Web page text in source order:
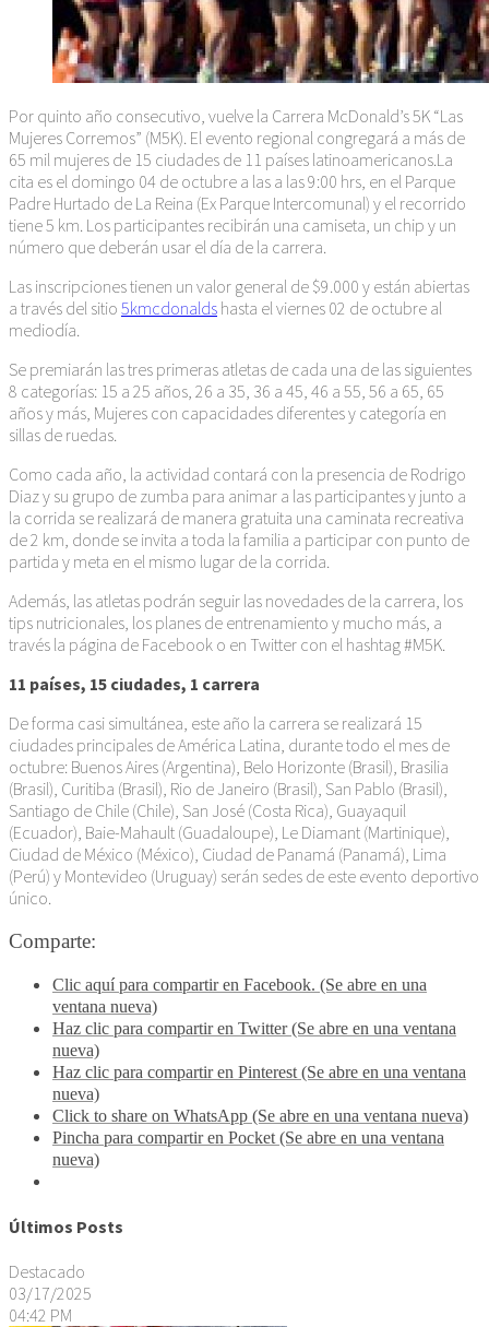
Por quinto año consecutivo, vuelve la Carrera McDonald’s 5K “Las
Mujeres Corremos” (M5K). El evento regional congregará a más de
65 mil mujeres de 15 ciudades de 11 países latinoamericanos.La
cita es el domingo 04 de octubre a las a las 9:00 hrs, en el Parque
Padre Hurtado de La Reina (Ex Parque Intercomunal) y el recorrido
tiene 5 km. Los participantes recibirán una camiseta, un chip y un
número que deberán usar el día de la carrera.
Las inscripciones tienen un valor general de $9.000 y están abiertas
a través del sitio 5kmcdonalds hasta el viernes 02 de octubre al
mediodía.
Se premiarán las tres primeras atletas de cada una de las siguientes
8 categorías: 15 a 25 años, 26 a 35, 36 a 45, 46 a 55, 56 a 65, 65
años y más, Mujeres con capacidades diferentes y categoría en
sillas de ruedas.
Como cada año, la actividad contará con la presencia de Rodrigo
Diaz y su grupo de zumba para animar a las participantes y junto a
la corrida se realizará de manera gratuita una caminata recreativa
de 2 km, donde se invita a toda la familia a participar con punto de
partida y meta en el mismo lugar de la corrida.
Además, las atletas podrán seguir las novedades de la carrera, los
tips nutricionales, los planes de entrenamiento y mucho más, a
través la página de Facebook o en Twitter con el hashtag #M5K.
11 países, 15 ciudades, 1 carrera
De forma casi simultánea, este año la carrera se realizará 15
ciudades principales de América Latina, durante todo el mes de
octubre: Buenos Aires (Argentina), Belo Horizonte (Brasil), Brasilia
(Brasil), Curitiba (Brasil), Rio de Janeiro (Brasil), San Pablo (Brasil),
Santiago de Chile (Chile), San José (Costa Rica), Guayaquil
(Ecuador), Baie-Mahault (Guadaloupe), Le Diamant (Martinique),
Ciudad de México (México), Ciudad de Panamá (Panamá), Lima
(Perú) y Montevideo (Uruguay) serán sedes de este evento deportivo
único.
Comparte:
Clic aquí para compartir en Facebook. (Se abre en una
ventana nueva)
Haz clic para compartir en Twitter (Se abre en una ventana
nueva)
Haz clic para compartir en Pinterest (Se abre en una ventana
nueva)
Click to share on WhatsApp (Se abre en una ventana nueva)
Pincha para compartir en Pocket (Se abre en una ventana
nueva)
Últimos Posts
Destacado
03/17/2025
04:42 PM